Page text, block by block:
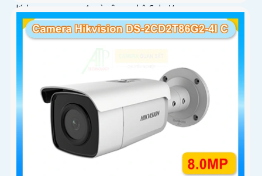
kính zoom quang 4x và công nghệ ColorVu